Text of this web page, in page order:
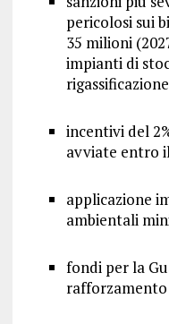
pericolosi sui
35 milioni
impianti di
incentivi del
avviate entro
applicazione
ambientali
fondi per la